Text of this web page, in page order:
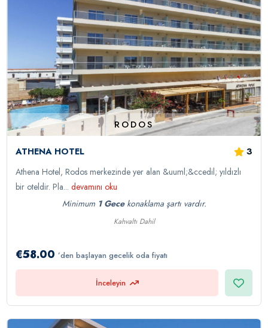
RODOS
ATHENA HOTEL 3
Athena Hotel, Rodos merkezinde yer alan &uuml;&ccedil; yıldızlı
bir oteldir. Pla...devamını oku
Minimum 1 Gecekonaklama şartı vardır.
Kahvaltı Dahil
€58.00 ’den başlayan gecelik oda fiyatı
İnceleyin